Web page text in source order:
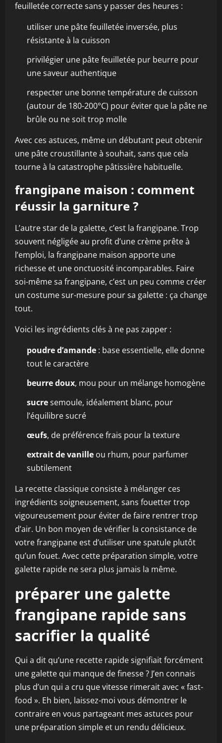
feuilletée correcte sans y passer des heures :
utiliser une pâte feuilletée inversée, plus
résistante à la cuisson
privilégier une pâte feuilletée pur beurre pour
une saveur authentique
respecter une bonne température de cuisson
(autour de 180-200°C) pour éviter que la pâte ne
brûle ou ne soit trop molle
Avec ces astuces, même un débutant peut obtenir
une pâte croustillante à souhait, sans que cela
tourne à la catastrophe pâtissière habituelle.
frangipane maison : comment
réussir la garniture ?
L’autre star de la galette, c’est la frangipane. Trop
souvent négligée au profit d’une crème prête à
l’emploi, la frangipane maison apporte une
richesse et une onctuosité incomparables. Faire
soi-même sa frangipane, c’est un peu comme créer
un costume sur-mesure pour sa galette : ça change
tout.
Voici les ingrédients clés à ne pas zapper :
poudre d’amande : base essentielle, elle donne
tout le caractère
beurre doux, mou pour un mélange homogène
sucresemoule, idéalement blanc, pour
l’équilibre sucré
œufs, de préférence frais pour la texture
extrait de vanille ou rhum, pour parfumer
subtilement
La recette classique consiste à mélanger ces
ingrédients soigneusement, sans fouetter trop
vigoureusement pour éviter de faire rentrer trop
d’air. Un bon moyen de vérifier la consistance de
votre frangipane est d’utiliser une spatule plutôt
qu’un fouet. Avec cette préparation simple, votre
galette rapide ne sera plus jamais la même.
préparer une galette
frangipane rapide sans
sacrifier la qualité
Qui a dit qu’une recette rapide signifiait forcément
une galette qui manque de finesse ? J’en connais
plus d’un qui a cru que vitesse rimerait avec « fast-
food ». Eh bien, laissez-moi vous démontrer le
contraire en vous partageant mes astuces pour
une préparation simple et un rendu délicieux.